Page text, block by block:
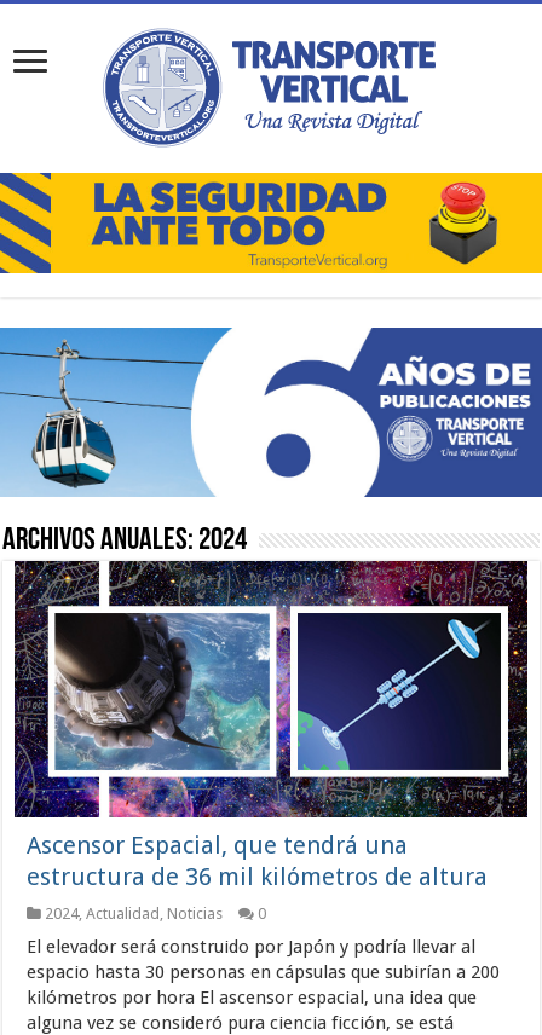
Archivos Anuales: 2024
Ascensor Espacial, que tendrá una
estructura de 36 mil kilómetros de altura
2024,Actualidad Noticias 0
El elevador será construido por Japón y podría llevar al
espacio hasta 30 personas en cápsulas que subirían a 200
kilómetros por hora El ascensor espacial, una idea que
alguna vez se consideró pura ciencia ficción, se está